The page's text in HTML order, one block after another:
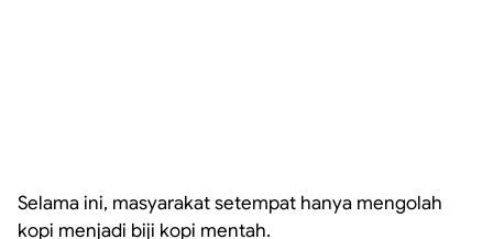
Selama ini, masyarakat setempat hanya mengolah
kopi menjadi biji kopi mentah.